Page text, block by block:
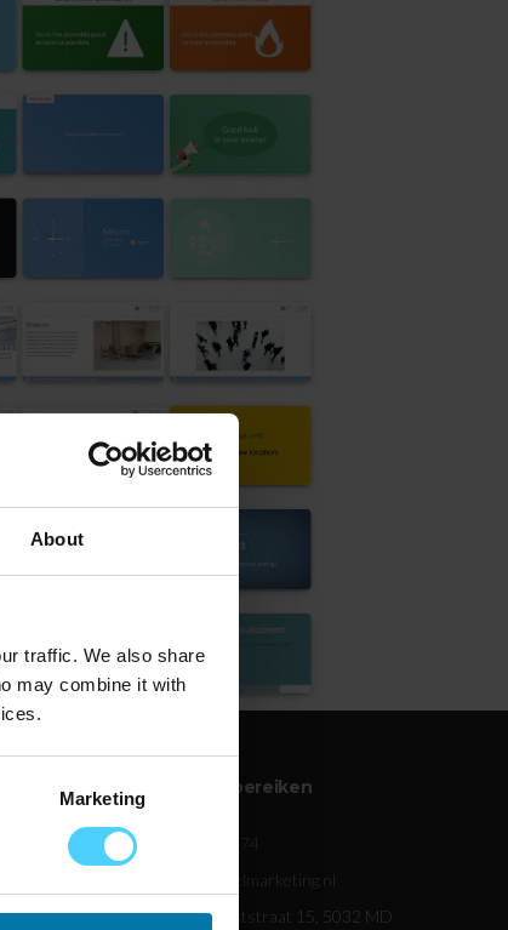
About
traffic. We also share
may combine it with
Marketing
Hoe u ons kunt bereiken
+31 13 737 0074
info@digitalpixelmarketing.nl
Ellen Pankhurststraat 15, 5032 MD